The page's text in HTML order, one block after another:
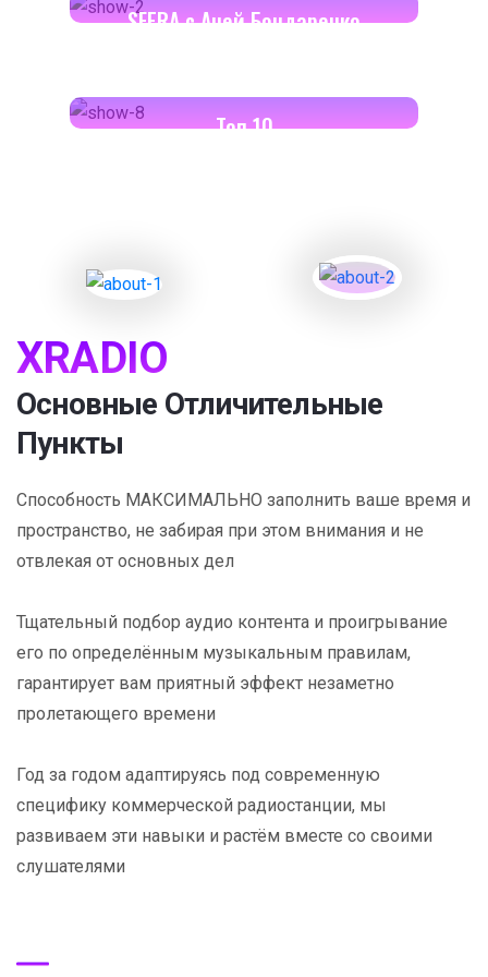
SFERA с Аней Бондаренко
Toп 10
XRADIO
Основные Отличительные
Пункты
Способность МАКСИМАЛЬНО заполнить ваше время и
пространство, не забирая при этом внимания и не
отвлекая от основных дел
Тщательный подбор аудио контента и проигрывание
его по определённым музыкальным правилам,
гарантирует вам приятный эффект незаметно
пролетающего времени
Год за годом адаптируясь под современную
специфику коммерческой радиостанции, мы
развиваем эти навыки и растём вместе со своими
слушателями